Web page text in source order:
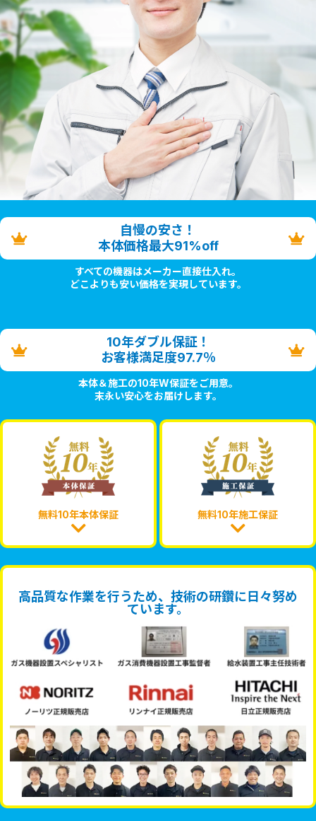
自慢の安さ！
本体価格最大91%off
すべての機器はメーカー直接仕入れ。
どこよりも安い価格を実現しています。
10年ダブル保証！
お客様満足度97.7％
本体＆施工の10年W保証をご用意。
末永い安心をお届けします。
無料10年本体保証 無料10年施工保証
高品質な作業を行うため、技術の研鑽に日々努め
ています。